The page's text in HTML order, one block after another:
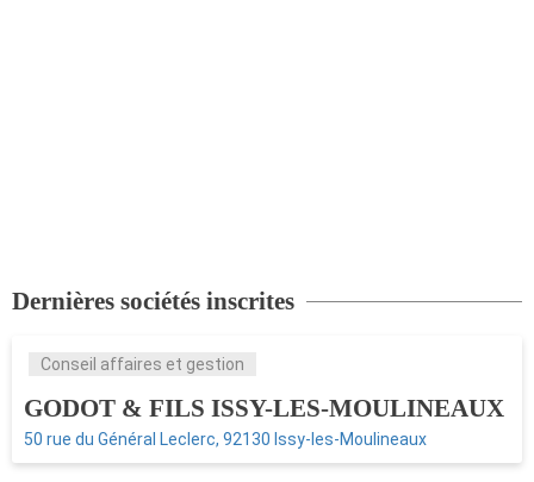
Dernières sociétés inscrites
Conseil affaires et gestion
GODOT & FILS ISSY-LES-MOULINEAUX
50 rue du Général Leclerc, 92130 Issy-les-Moulineaux